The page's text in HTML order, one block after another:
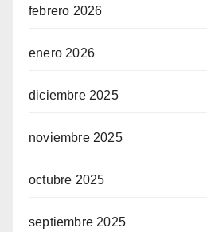
febrero 2026
enero 2026
diciembre 2025
noviembre 2025
octubre 2025
septiembre 2025